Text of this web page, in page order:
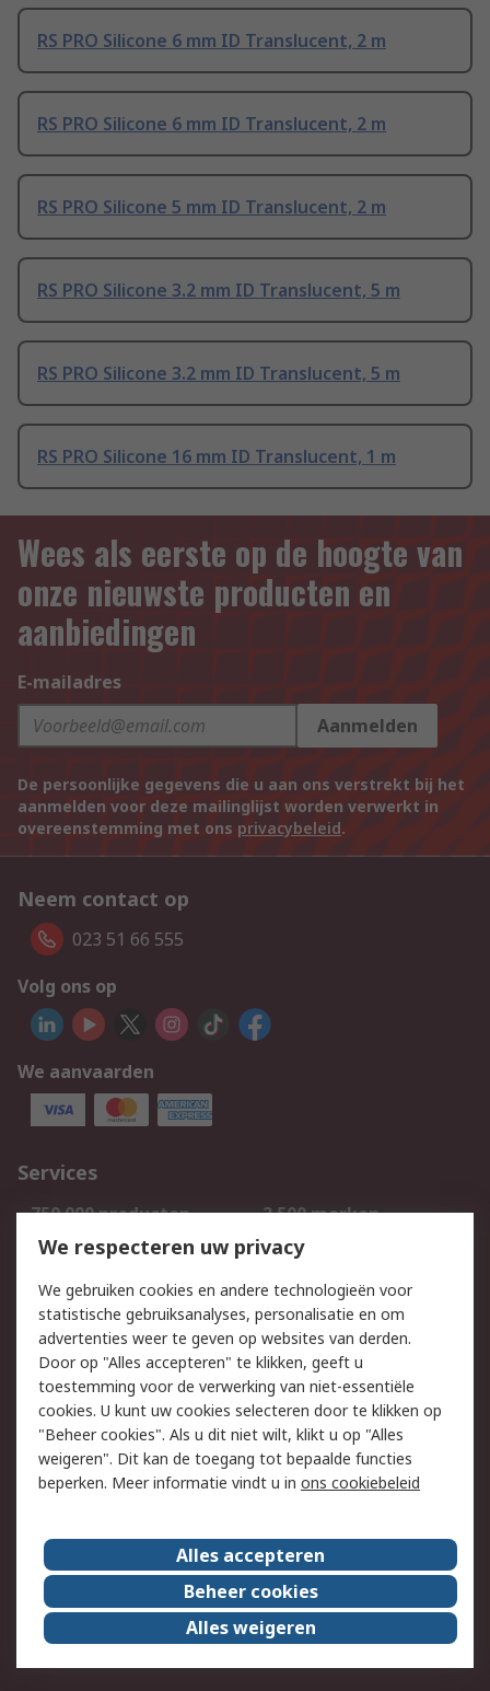
RS PRO Silicone 6 mm ID Translucent, 2 m
RS PRO Silicone 6 mm ID Translucent, 2 m
RS PRO Silicone 5 mm ID Translucent, 2 m
RS PRO Silicone 3.2 mm ID Translucent, 5 m
RS PRO Silicone 3.2 mm ID Translucent, 5 m
RS PRO Silicone 16 mm ID Translucent, 1 m
Wees als eerste op de hoogte van
onze nieuwste producten en
aanbiedingen
E-mailadres
Aanmelden
De persoonlijke gegevens die u aan ons verstrekt bij het
aanmelden voor deze mailinglijst worden verwerkt in
overeenstemming met ons privacybeleid.
Neem contact op
023 51 66 555
Volg ons op
We aanvaarden
Services
750.000 producten
2.500 merken
Bestellen
Inkoopoplossingen
Track & Trace
Wettelijk
Cookiebeleid
Email veiligheid
Privacybeleid
Websitevoorwaarden
Algemene
verkoopvoorwaarden
Over RS
RS Group
Over ons
RS wereldwijd
Werken bij RS
ESG
We respecteren uw privacy
We gebruiken cookies en andere technologieën voor
statistische gebruiksanalyses, personalisatie en om
advertenties weer te geven op websites van derden.
Door op "Alles accepteren" te klikken, geeft u
toestemming voor de verwerking van niet-essentiële
cookies. U kunt uw cookies selecteren door te klikken op
"Beheer cookies". Als u dit niet wilt, klikt u op "Alles
weigeren". Dit kan de toegang tot bepaalde functies
beperken. Meer informatie vindt u in ons cookiebeleid
Alles accepteren
Beheer cookies
Alles weigeren